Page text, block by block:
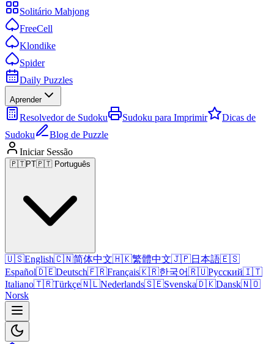
Solitário Mahjong
FreeCell
Klondike
Spider
Daily Puzzles
Aprender
Resolvedor de Sudoku Sudoku para Imprimir
Dicas de
Sudoku
Blog de Puzzle
Iniciar Sessão
🇵🇹PT🇵🇹 Português
🇺🇸English🇨🇳简体中文🇭🇰繁體中文🇯🇵日本語🇪🇸
Español🇩🇪Deutsch🇫🇷Français🇰🇷한국어🇷🇺Русский🇮🇹
Italiano🇹🇷Türkçe🇳🇱Nederlands🇸🇪Svenska🇩🇰Dansk🇳🇴
Norsk